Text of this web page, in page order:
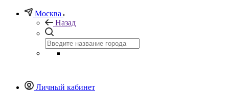
Москва
Назад
Личный кабинет